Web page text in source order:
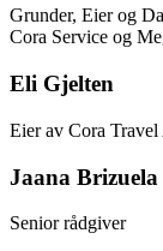
Grunder, Eier og
Cora Service og
Eli Gjelten
Eier av Cora Travel
Jaana Brizuela
Senior rådgiver